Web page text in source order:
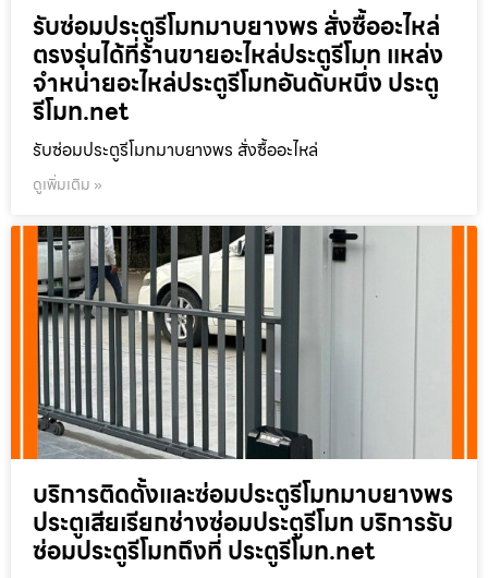
รับซ่อมประตูรีโมทมาบยางพร สั่งซื้ออะไหล่
ตรงรุ่นได้ที่ร้านขายอะไหล่ประตูรีโมท แหล่ง
จำหน่ายอะไหล่ประตูรีโมทอันดับหนึ่ง ประตู
รีโมท.net
รับซ่อมประตูรีโมทมาบยางพร สั่งซื้ออะไหล่
ดูเพิ่มเติม »
บริการติดตั้งและซ่อมประตูรีโมทมาบยางพร
ประตูเสียเรียกช่างซ่อมประตูรีโมท บริการรับ
ซ่อมประตูรีโมทถึงที่ ประตูรีโมท.net